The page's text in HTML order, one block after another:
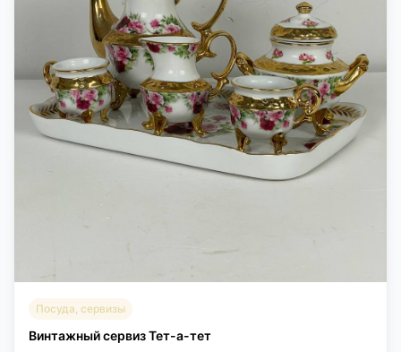
Посуда, сервизы
Винтажный сервиз Тет-а-тет